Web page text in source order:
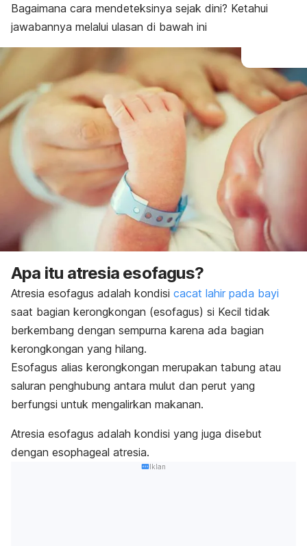
Pengobatan
Bagaimana cara mendeteksinya sejak dini? Ketahui
jawabannya melalui ulasan di bawah ini
Apa itu atresia esofagus?
Atresia esofagus adalah kondisi cacat lahir pada bayi
saat bagian kerongkongan (esofagus) si Kecil tidak
berkembang dengan sempurna karena ada bagian
kerongkongan yang hilang.
Esofagus alias kerongkongan merupakan tabung atau
saluran penghubung antara mulut dan perut yang
berfungsi untuk mengalirkan makanan.
Atresia esofagus adalah kondisi yang juga disebut
dengan esophageal atresia.
Iklan